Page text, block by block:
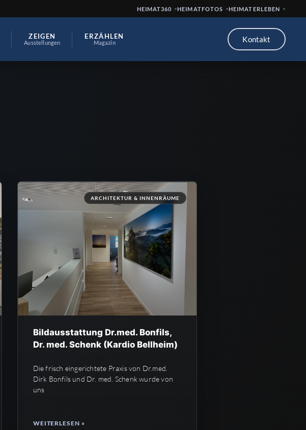
HEIMAT360 HEIMATFOTOS HEIMATERLEBEN
ZEIGEN
Ausstellungen
ERZÄHLEN
Magazin Kontakt
ARCHITEKTUR & INNENRÄUME
Bildausstattung Dr.med. Bonfils,
Dr. med. Schenk (Kardio Bellheim)
Die frisch eingerichtete Praxis von Dr.med.
Dirk Bonfils und Dr. med. Schenk wurde von
uns
WEITERLESEN »